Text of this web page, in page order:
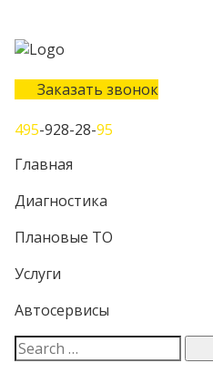
Заказать звонок
495-928-28-95
Главная
Диагностика
Плановые ТО
Услуги
Автосервисы